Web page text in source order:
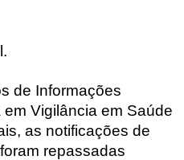
de Informações
Vigilância em Saúde
as notificações de
repassadas